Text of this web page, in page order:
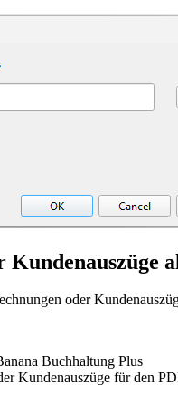
oder
Buchhaltung Plus
Kundenauszüge für den